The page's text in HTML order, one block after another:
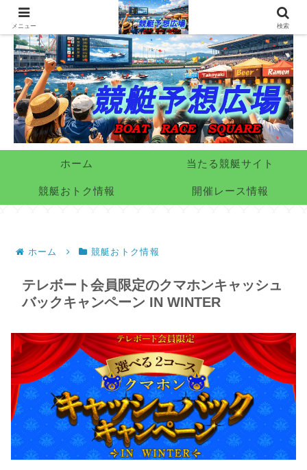
ホーム 当たる競艇サイト
競艇おトク情報 開催レース情報
ホーム 競艇おトク情報
テレボート会員限定のクマホンキャッシュ
バックキャンペーン IN WINTER
メニュー 検索